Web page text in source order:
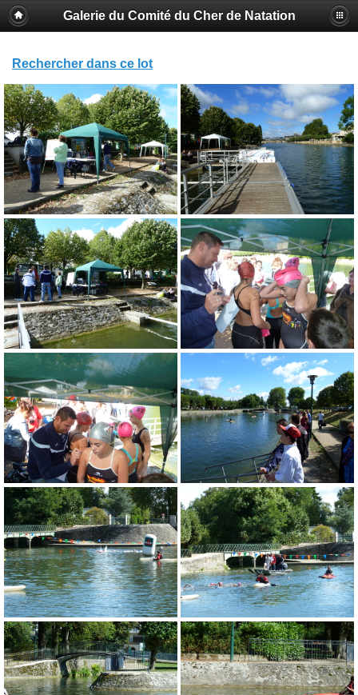
Galerie du Comité du Cher de Natation
Rechercher dans ce lot